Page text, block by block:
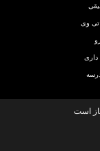
تی وی
داری
است